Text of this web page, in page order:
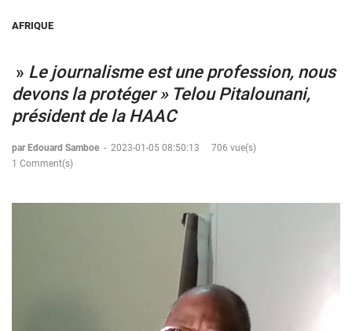
AFRIQUE
» Le journalisme est une profession, nous
devons la protéger » Telou Pitalounani,
président de la HAAC
par Edouard Samboe - 2023-01-05 08:50:13
706 vue(s)
1 Comment(s)